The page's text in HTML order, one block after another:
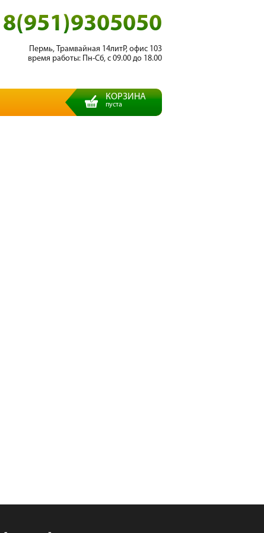
8(951)9305050
Пермь, Трамвайная 14литР, офис 103
время работы: Пн-Сб, с 09.00 до 18.00
КОРЗИНА
пуста